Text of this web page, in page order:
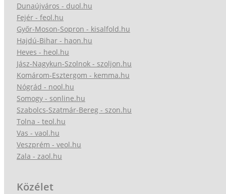
Dunaújváros - duol.hu
Fejér - feol.hu
Győr-Moson-Sopron - kisalfold.hu
Hajdú-Bihar - haon.hu
Heves - heol.hu
Jász-Nagykun-Szolnok - szoljon.hu
Komárom-Esztergom - kemma.hu
Nógrád - nool.hu
Somogy - sonline.hu
Szabolcs-Szatmár-Bereg - szon.hu
Tolna - teol.hu
Vas - vaol.hu
Veszprém - veol.hu
Zala - zaol.hu
Közélet